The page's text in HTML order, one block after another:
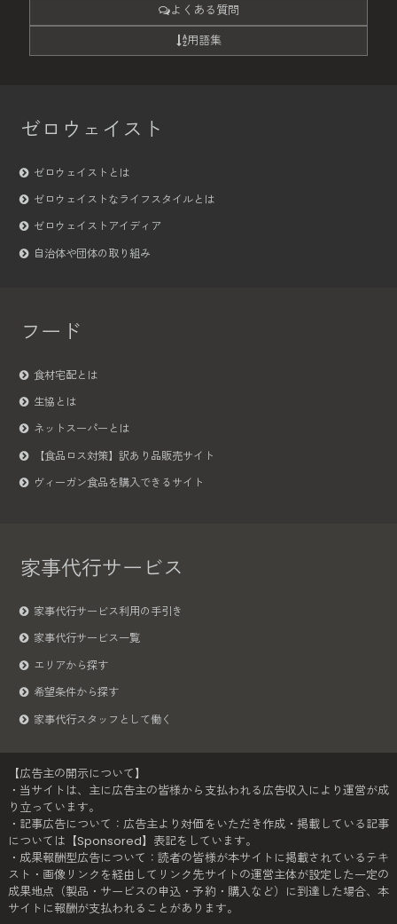
よくある質問
用語集
ゼロウェイスト
ゼロウェイストとは
ゼロウェイストなライフスタイルとは
ゼロウェイストアイディア
自治体や団体の取り組み
フード
食材宅配とは
生協とは
ネットスーパーとは
【食品ロス対策】訳あり品販売サイト
ヴィーガン食品を購入できるサイト
家事代行サービス
家事代行サービス利用の手引き
家事代行サービス一覧
エリアから探す
希望条件から探す
家事代行スタッフとして働く
【広告主の開示について】
・当サイトは、主に広告主の皆様から支払われる広告収入により運営が成
り立っています。
・記事広告について：広告主より対価をいただき作成・掲載している記事
については【Sponsored】表記をしています。
・成果報酬型広告について：読者の皆様が本サイトに掲載されているテキ
スト・画像リンクを経由してリンク先サイトの運営主体が設定した一定の
成果地点（製品・サービスの申込・予約・購入など）に到達した場合、本
サイトに報酬が支払われることがあります。